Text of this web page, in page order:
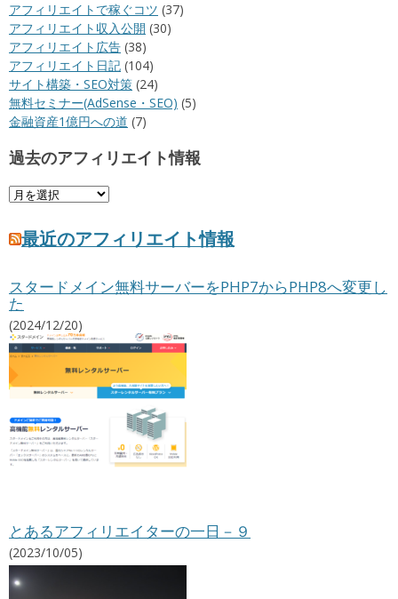
アフィリエイトで稼ぐコツ (37)
アフィリエイト収入公開 (30)
アフィリエイト広告 (38)
アフィリエイト日記 (104)
サイト構築・SEO対策 (24)
無料セミナー(AdSense・SEO) (5)
金融資産1億円への道 (7)
過去のアフィリエイト情報
過
の
ア
ィ
リ
エ
イ
ト
情
最近のアフィリエイト情報
スタードメイン無料サーバーをPHP7からPHP8へ変更し
た
(2024/12/20)
とあるアフィリエイターの一日－９
(2023/10/05)